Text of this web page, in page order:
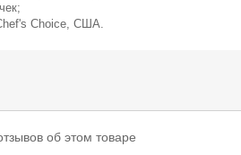
Choice, США.
об этом товаре